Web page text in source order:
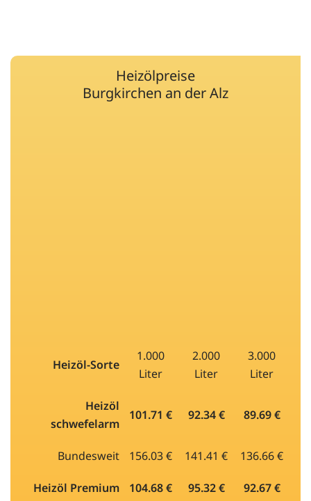
Heizölpreise
Burgkirchen an der Alz
Heizöl-Sorte
1.000
Liter
2.000
Liter
3.000
Liter
Heizöl
schwefelarm
101.71 € 92.34 € 89.69 €
Bundesweit 156.03 € 141.41 € 136.66 €
Heizöl Premium 104.68 € 95.32 € 92.67 €